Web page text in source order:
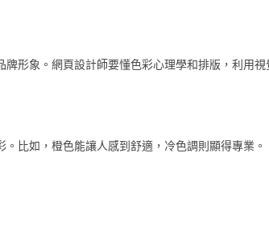
形象。網頁設計師要懂色彩心理學和排版，利用
。比如，橙色能讓人感到舒適，冷色調則顯得專業。